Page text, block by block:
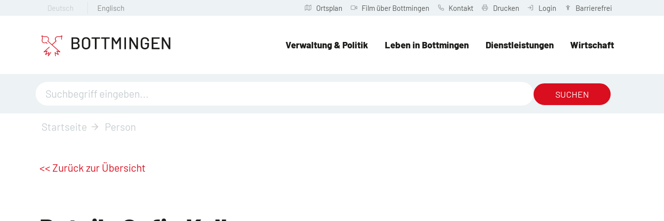
Deutsch Englisch Ortsplan Film über Bottmingen Kontakt Drucken Login Barrierefrei
Verwaltung & Politik Leben in Bottmingen Dienstleistungen Wirtschaft
SUCHEN
Startseite Person
<< Zurück zur Übersicht